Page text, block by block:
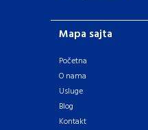
Mapa sajta
Početna
O nama
Usluge
Blog
Kontakt